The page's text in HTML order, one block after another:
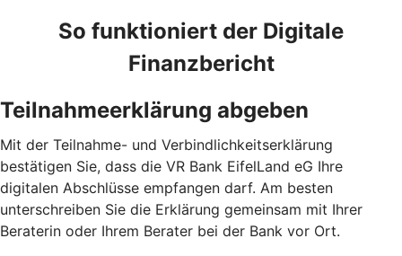
So funktioniert der Digitale
Finanzbericht
Teilnahmeerklärung abgeben
Mit der Teilnahme- und Verbindlichkeitserklärung
bestätigen Sie, dass die VR Bank EifelLand eG Ihre
digitalen Abschlüsse empfangen darf. Am besten
unterschreiben Sie die Erklärung gemeinsam mit Ihrer
Beraterin oder Ihrem Berater bei der Bank vor Ort.